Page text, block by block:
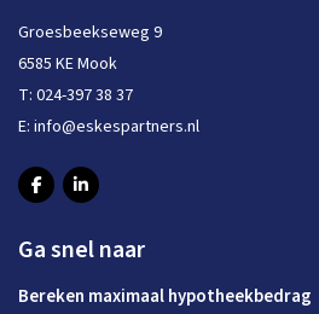
Groesbeekseweg 9
6585 KE Mook
T: 024-397 38 37
E: info@eskespartners.nl
Ga snel naar
Bereken maximaal hypotheekbedrag